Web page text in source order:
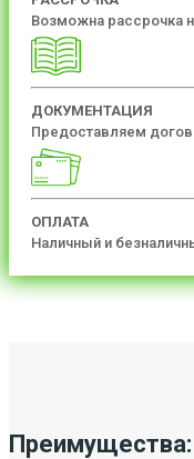
Возможна рассрочка
ДОКУМЕНТАЦИЯ
Предоставляем
ОПЛАТА
Наличный и
Преимущества: